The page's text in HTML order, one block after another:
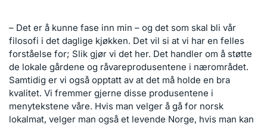
– Det er å kunne fase inn min – og det som skal bli vår
filosofi i det daglige kjøkken. Det vil si at vi har en felles
forståelse for; Slik gjør vi det her. Det handler om å støtte
de lokale gårdene og råvareprodusentene i nærområdet.
Samtidig er vi også opptatt av at det må holde en bra
kvalitet. Vi fremmer gjerne disse produsentene i
menytekstene våre. Hvis man velger å gå for norsk
lokalmat, velger man også et levende Norge, hvis man kan